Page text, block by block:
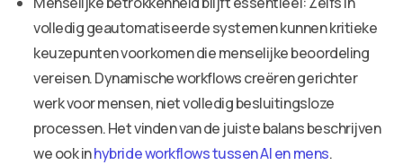
volledig geautomatiseerde systemen kunnen kritieke
keuzepunten voorkomen die menselijke beoordeling
vereisen. Dynamische workflows creëren gerichter
werk voor mensen, niet volledig besluitingsloze
processen. Het vinden van de juiste balans beschrijven
we ook inhybride workflows tussen AI en mens.